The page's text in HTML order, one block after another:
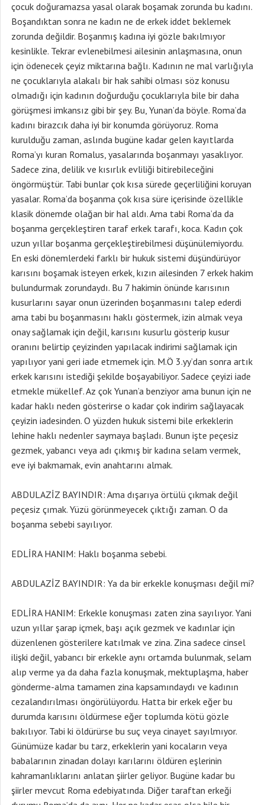
çocuk doğuramazsa yasal olarak boşamak zorunda bu kadını.
Boşandıktan sonra ne kadın ne de erkek iddet beklemek
zorunda değildir. Boşanmış kadına iyi gözle bakılmıyor
kesinlikle. Tekrar evlenebilmesi ailesinin anlaşmasına, onun
için ödenecek çeyiz miktarına bağlı. Kadının ne mal varlığıyla
ne çocuklarıyla alakalı bir hak sahibi olması söz konusu
olmadığı için kadının doğurduğu çocuklarıyla bile bir daha
görüşmesi imkansız gibi bir şey. Bu, Yunan’da böyle. Roma’da
kadını birazcık daha iyi bir konumda görüyoruz. Roma
kurulduğu zaman, aslında bugüne kadar gelen kayıtlarda
Roma’yı kuran Romalus, yasalarında boşanmayı yasaklıyor.
Sadece zina, delilik ve kısırlık evliliği bitirebileceğini
öngörmüştür. Tabi bunlar çok kısa sürede geçerliliğini koruyan
yasalar. Roma’da boşanma çok kısa süre içerisinde özellikle
klasik dönemde olağan bir hal aldı. Ama tabi Roma’da da
boşanma gerçekleştiren taraf erkek tarafı, koca. Kadın çok
uzun yıllar boşanma gerçekleştirebilmesi düşünülemiyordu.
En eski dönemlerdeki farklı bir hukuk sistemi düşündürüyor
karısını boşamak isteyen erkek, kızın ailesinden 7 erkek hakim
bulundurmak zorundaydı. Bu 7 hakimin önünde karısının
kusurlarını sayar onun üzerinden boşanmasını talep ederdi
ama tabi bu boşanmasını haklı göstermek, izin almak veya
onay sağlamak için değil, karısını kusurlu gösterip kusur
oranını belirtip çeyizinden yapılacak indirimi sağlamak için
yapılıyor yani geri iade etmemek için. M.Ö 3.yy’dan sonra artık
erkek karısını istediği şekilde boşayabiliyor. Sadece çeyizi iade
etmekle mükellef. Az çok Yunan’a benziyor ama bunun için ne
kadar haklı neden gösterirse o kadar çok indirim sağlayacak
çeyizin iadesinden. O yüzden hukuk sistemi bile erkeklerin
lehine haklı nedenler saymaya başladı. Bunun işte peçesiz
gezmek, yabancı veya adı çıkmış bir kadına selam vermek,
eve iyi bakmamak, evin anahtarını almak.
ABDULAZİZ BAYINDIR: Ama dışarıya örtülü çıkmak değil
peçesiz çımak. Yüzü görünmeyecek çıktığı zaman. O da
boşanma sebebi sayılıyor.
EDLİRA HANIM: Haklı boşanma sebebi.
ABDULAZİZ BAYINDIR: Ya da bir erkekle konuşması değil mi?
EDLİRA HANIM: Erkekle konuşması zaten zina sayılıyor. Yani
uzun yıllar şarap içmek, başı açık gezmek ve kadınlar için
düzenlenen gösterilere katılmak ve zina. Zina sadece cinsel
ilişki değil, yabancı bir erkekle aynı ortamda bulunmak, selam
alıp verme ya da daha fazla konuşmak, mektuplaşma, haber
gönderme-alma tamamen zina kapsamındaydı ve kadının
cezalandırılması öngörülüyordu. Hatta bir erkek eğer bu
durumda karısını öldürmese eğer toplumda kötü gözle
bakılıyor. Tabi ki öldürürse bu suç veya cinayet sayılmıyor.
Günümüze kadar bu tarz, erkeklerin yani kocaların veya
babalarının zinadan dolayı karılarını öldüren eşlerinin
kahramanlıklarını anlatan şiirler geliyor. Bugüne kadar bu
şiirler mevcut Roma edebiyatında. Diğer taraftan erkeği